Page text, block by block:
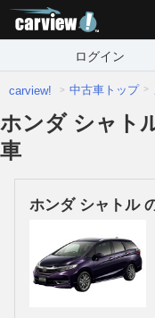
ログイン
carview! 中古車トップ
ホンダ シャト
車
ホンダ シャトル